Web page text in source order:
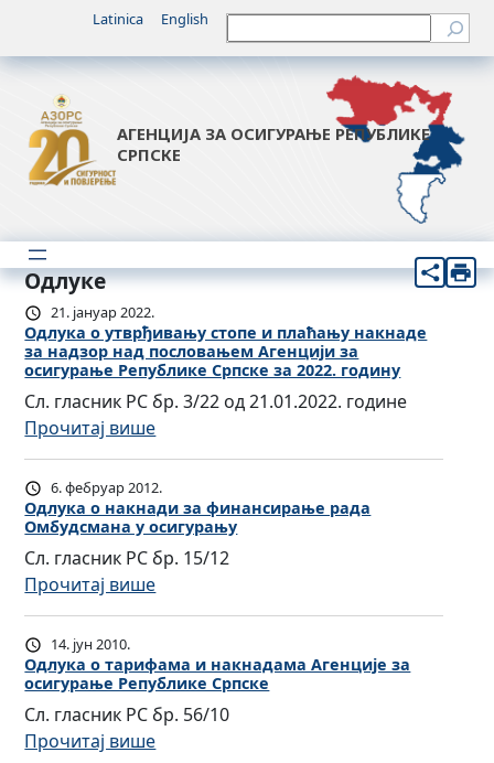
Latinica English Претрага
АГЕНЦИЈА ЗА ОСИГУРАЊЕ РЕПУБЛИКЕ
СРПСКЕ
Одлуке
21. јануар 2022.
Одлука о утврђивању стопе и плаћању накнаде
за надзор над пословањем Агенцији за
осигурање Републике Српске за 2022. годину
Сл. гласник РС бр. 3/22 од 21.01.2022. године
Прочитај више:
О
д
л
у
к
а
о
т
в
р
ђ
6. фебруар 2012.
Одлука о накнади за финансирање рада
Омбудсмана у осигурању
Сл. гласник РС бр. 15/12
Прочитај више:
О
л
у
к
а
14. јун 2010.
Одлука о тарифама и накнадама Агенције за
осигурање Републике Српске
Сл. гласник РС бр. 56/10
Прочитај више: